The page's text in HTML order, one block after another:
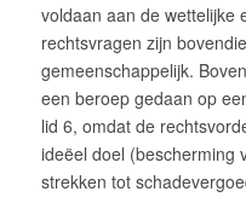
voldaan aan de wettelijke
rechtsvragen zijn
gemeenschappelijk.
een beroep gedaan op
lid 6, omdat de
ideëel doel (bescherming
strekken tot